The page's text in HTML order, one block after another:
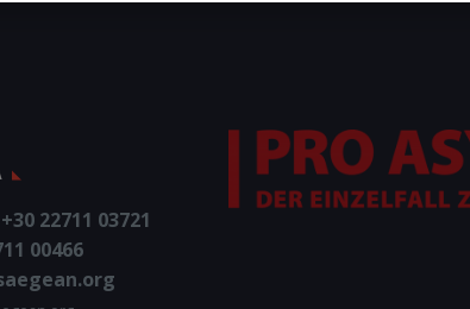
+30 22711 03721
00466